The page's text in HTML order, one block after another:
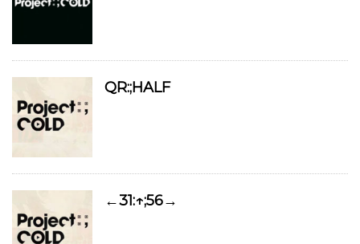
QR:;HALF
←31:↑;56→